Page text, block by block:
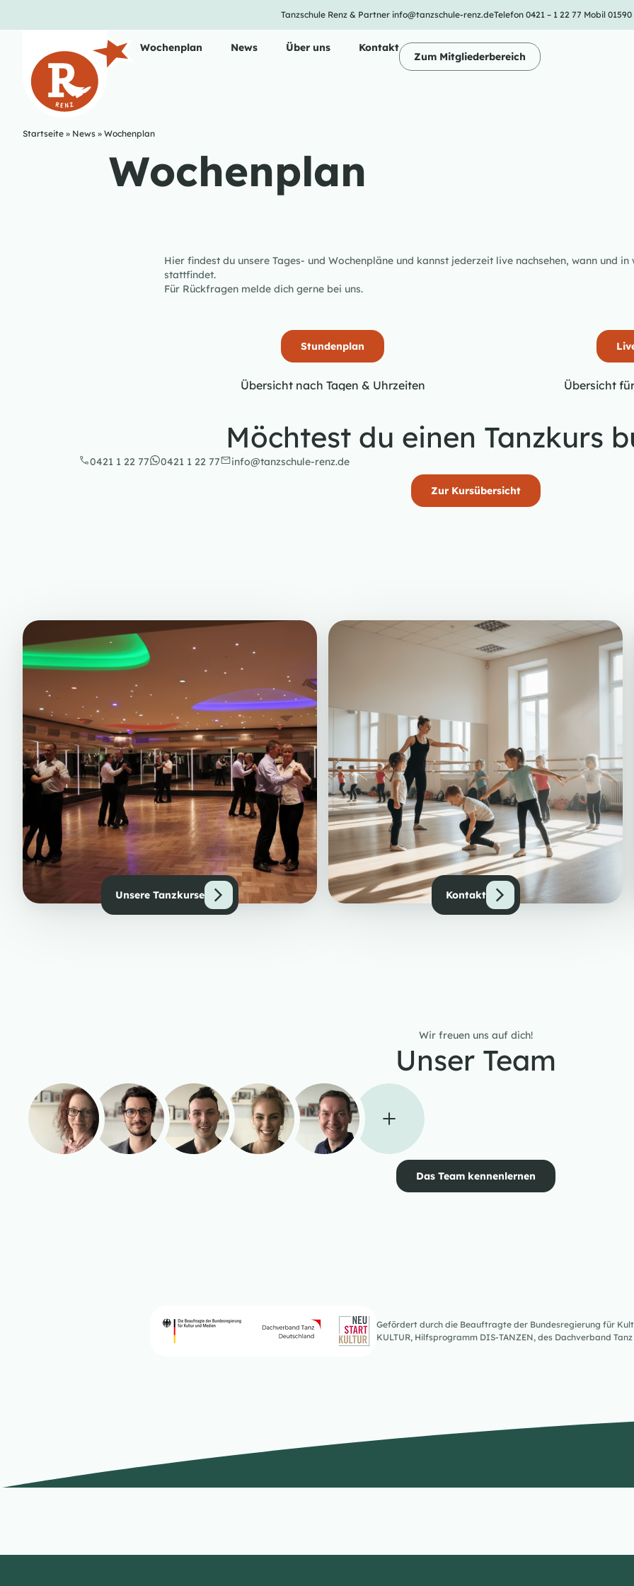
Tanzschule Renz & Partnerinfo@tanzschule-renz.deTelefon 0421 – 1 22 77 Mobil
Unsere Tanzkurse Wochenplan News Über uns Kontakt
Zum Mitgliederbereich
Startseite » News » Wochenplan
Wochenplan
Hier findest du unsere Tages- und Wochenpläne und kannst jederzeit live nachsehen, wann und in
stattfindet.
Für Rückfragen melde dich gerne bei uns.
Stundenplan
Übersicht nach Tagen & Uhrzeiten Übersicht
Möchtest du einen Tanzkurs
0421 1 22 77 0421 1 22 77 info@tanzschule-renz.de
Zur Kursübersicht
Unsere Tanzkurse Kontakt
Wir freuen uns auf dich!
Unser Team
Das Team kennenlernen
Gefördert durch die Beauftragte der Bundesregierung für
KULTUR, Hilfsprogramm DIS-TANZEN, des Dachverband